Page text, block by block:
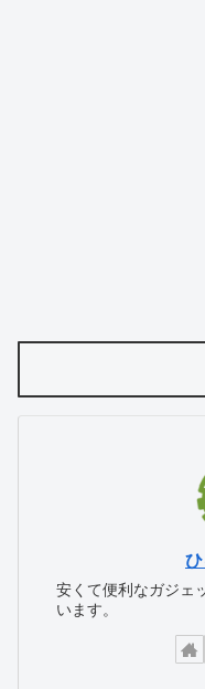
安くて便利なガジェ
います。